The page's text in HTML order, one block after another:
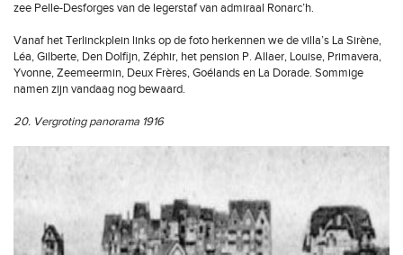
zee Pelle-Desforges van de legerstaf van admiraal Ronarc’h.
Vanaf het Terlinckplein links op de foto herkennen we de villa’s La Sirène,
Léa, Gilberte, Den Dolfijn, Zéphir, het pension P. Allaer, Louise, Primavera,
Yvonne, Zeemeermin, Deux Frères, Goélands en La Dorade. Sommige
namen zijn vandaag nog bewaard.
20. Vergroting panorama 1916